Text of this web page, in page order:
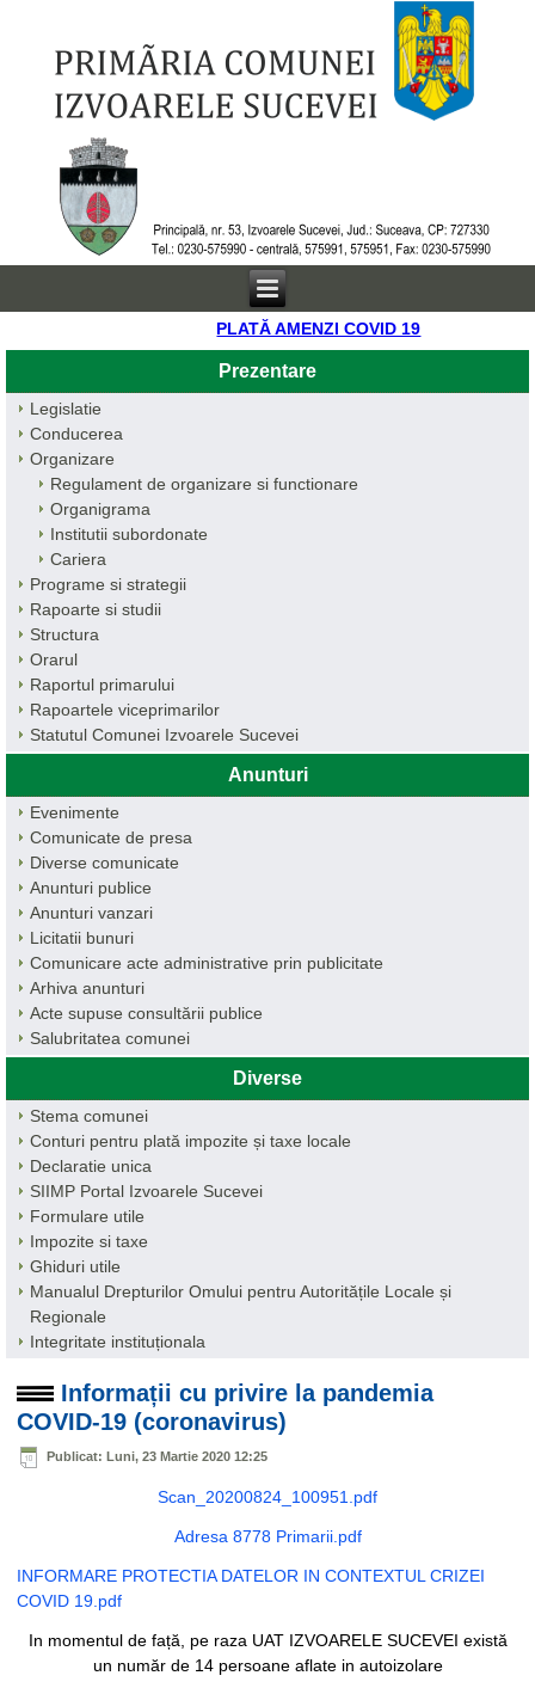
PLATĂ AMENZI COVID 19
Prezentare
Legislatie
Conducerea
Organizare
Regulament de organizare si functionare
Organigrama
Institutii subordonate
Cariera
Programe si strategii
Rapoarte si studii
Structura
Orarul
Raportul primarului
Rapoartele viceprimarilor
Statutul Comunei Izvoarele Sucevei
Anunturi
Evenimente
Comunicate de presa
Diverse comunicate
Anunturi publice
Anunturi vanzari
Licitatii bunuri
Comunicare acte administrative prin publicitate
Arhiva anunturi
Acte supuse consultării publice
Salubritatea comunei
Diverse
Stema comunei
Conturi pentru plată impozite și taxe locale
Declaratie unica
SIIMP Portal Izvoarele Sucevei
Formulare utile
Impozite si taxe
Ghiduri utile
Manualul Drepturilor Omului pentru Autoritățile Locale și
Regionale
Integritate instituționala
Informații cu privire la pandemia
COVID-19 (coronavirus)
Publicat: Luni, 23 Martie 2020 12:25
Scan_20200824_100951.pdf
Adresa 8778 Primarii.pdf
INFORMARE PROTECTIA DATELOR IN CONTEXTUL CRIZEI
COVID 19.pdf
In momentul de față, pe raza UAT IZVOARELE SUCEVEI există
un număr de 14 persoane aflate in autoizolare